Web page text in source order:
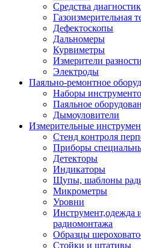
Средства
Газоизмерительная
Дефектоскопы
Дальномеры
Курвиметры
Измерители
Электроды
Паяльно-ремонтное
Наборы
Паяльное
Дымоуловители
Измерительные
Стенд контроля
Приборы
Детекторы
Индикаторы
Щупы, шаблоны
Микрометры
Уровни
Инструмент,одежда
радиомонтажа
Образцы
Стойки и штативы